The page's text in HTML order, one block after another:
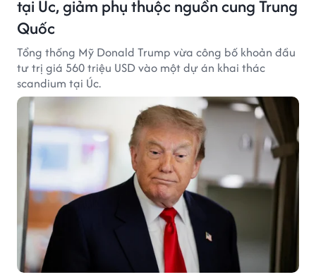
tại Úc, giảm phụ thuộc nguồn cung Trung
Quốc
Tổng thống Mỹ Donald Trump vừa công bố khoản đầu
tư trị giá 560 triệu USD vào một dự án khai thác
scandium tại Úc.